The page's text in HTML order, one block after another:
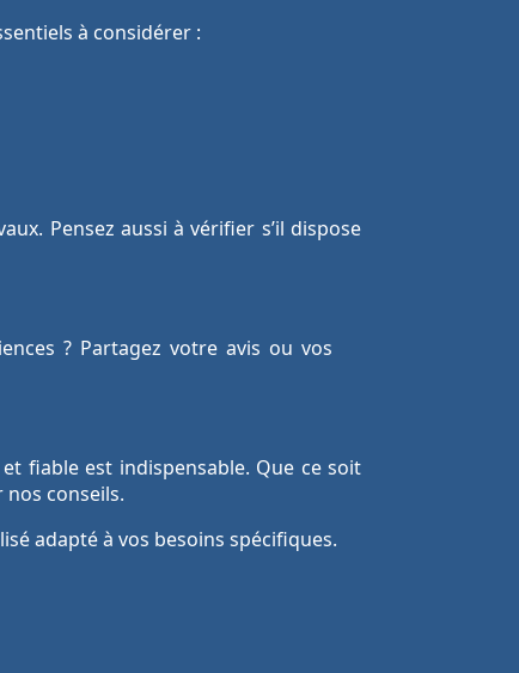
à considérer :
Pensez aussi à vérifier s’il dispose
? Partagez votre avis ou vos
fiable est indispensable. Que ce soit
conseils.
adapté à vos besoins spécifiques.